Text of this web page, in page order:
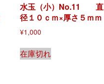
水玉（小）No.11 直
径１０ｃｍ×厚さ５ｍｍ
¥1,000
在庫切れ